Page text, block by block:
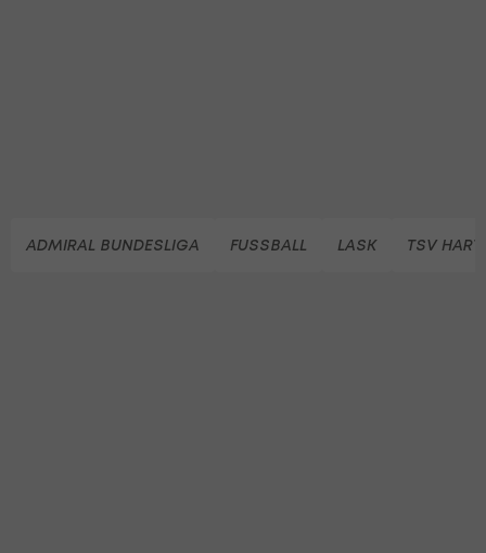
ADMIRAL BUNDESLIGA FUSSBALL LASK TSV